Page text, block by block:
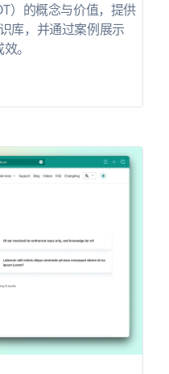
）的概念与价值，提供
库，并通过案例展示
。